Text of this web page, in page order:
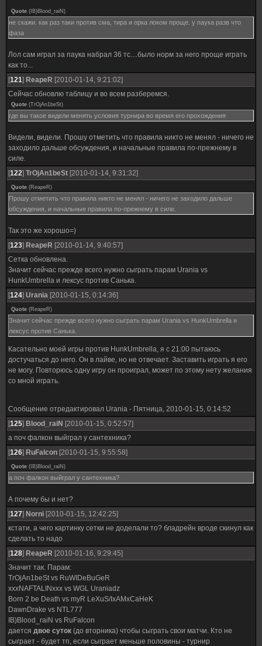
Quote ( IB)Blood_raiN )
не скажи. как раз таки против сма, тира и орка локом проще. у паука разв что
фаза
Лол сам играл за паука набрал 36 тс....было норм за него проще играть
как то...
[121] ReapeR [2010-01-14, 9:21:02]
Сейчас обновлю таблицу и во всем разберемся.
Quote (TrOjAn1beSt)
где вы такое видели менять условия турнира во время его прохождения
Видели, видели. Прошу отметить что правила никто не менял - ничего не
заходило дальше обсуждения, и начальные правила по-прежнему в
силе.
[122] TrOjAn1beSt [2010-01-14, 9:31:32]
Quote (ReapeR)
Прошу отметить что правила никто не менял - ничего не заходило дальше
обсуждения, и начальные правила по-прежнему в силе.
Так это же хорошо=)
[123] ReapeR [2010-01-14, 9:40:57]
Сетка обновлена.
Значит сейчас прежде всего нужно сыграть парам Urania vs
HunkUmbrella и лексус против Санька.
[124] Urania [2010-01-15, 0:14:36]
Quote (ReapeR)
Значит сейчас прежде всего нужно сыграть парам Urania vs HunkUmbrella и
лексус против Санька.
Касательно моей игры против HunkUmbrella, я с 21:00 пытаюсь
достучаться до него. Он в лайве, но не отвечает. Заставить играть я его
не могу. Повторюсь одну игру он проиграл, может по этому нету желания
со мной играть.
Сообщение отредактировал Urania - Пятница, 2010-01-15, 0:14:52
[125] Blood_raiN [2010-01-15, 0:52:57]
а поч фалкон выйграл у сантехника?
[126] RuFalcon [2010-01-15, 9:55:58]
Quote ( IB)Blood_raiN )
а поч фалкон выйграл у сантехника?
А почему бы и нет?
[127] Norni [2010-01-15, 12:42:25]
кстати, а чего картинку сетки не доделали то? бладрейн вроде скинул как
сделать то надо
[128] ReapeR [2010-01-16, 9:29:45]
Значит так. Парам:
TrOjAn1beSt vs RuWIDeBuGeR
xxxNAFTALINxxx vs WGL Uraniadz
Born 2 be Death vs myR LeXuS/IxAMxCaHeK
DawnDrake vs NTL777
IB)Blood_raiN vs RuFalcon
дается двое суток (до вторника) чтобы сыграть свои матчи. Кто не
сыграет - будет тп, если сыграет меньше половины - турнир